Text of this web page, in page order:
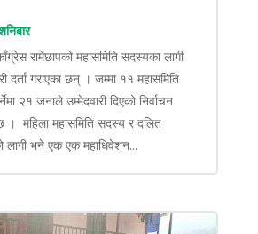
रामेछापको महासमिति सदस्यका लागी
दर्ता गराएका छन् । जम्मा ११ महासमिति
२१ जनाले उम्मेदवारी दिएको निर्वाचन
। महिला महासमिति सदस्य र दलित
लागी भने एक एक महाधिवेशन...